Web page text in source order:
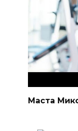
Маста